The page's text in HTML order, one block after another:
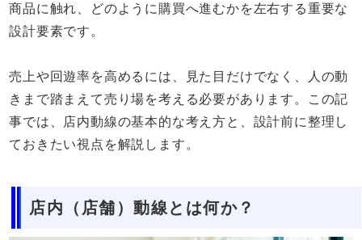
商品に触れ、どのように購買へ進むかを左右する重要な
設計要素です。
売上や回遊率を高めるには、見た目だけでなく、人の動
きまで踏まえて売り場を考える必要があります。この記
事では、店内動線の基本的な考え方と、設計前に整理し
ておきたい視点を解説します。
店内（店舗）動線とは何か？